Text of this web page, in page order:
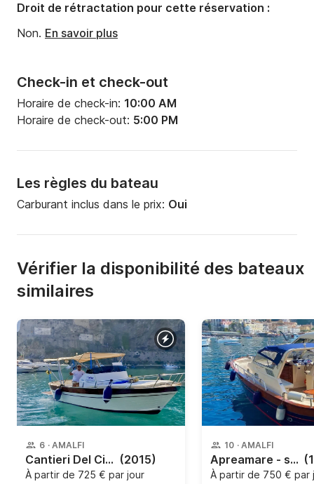
Check-in et check-out
Horaire de check-in: 10:00 AM
Horaire de check-out: 5:00 PM
Les règles du bateau
Carburant inclus dans le prix: Oui
Droit de rétractation pour cette réservation :
Non. En savoir plus
Vérifier la disponibilité des bateaux
similaires
6 · AMALFI
Cantieri Del Cilento - Gozzo Sorrentino (2015)
À partir de 725 € par jour
10 · AMALFI
Apreamare - smeraldo 9
À partir de 750 € par